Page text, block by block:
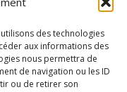
des technologies
aux informations des
nous permettra de
de navigation ou les ID
ou de retirer son
Saint-Augustin-de-